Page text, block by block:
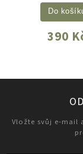
390
Do
Vložte svůj e-mail